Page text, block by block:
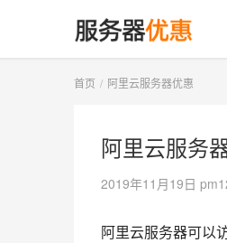
首页 阿里云服务器优惠
阿里云服务
2019年11月19日
阿里云服务器可以